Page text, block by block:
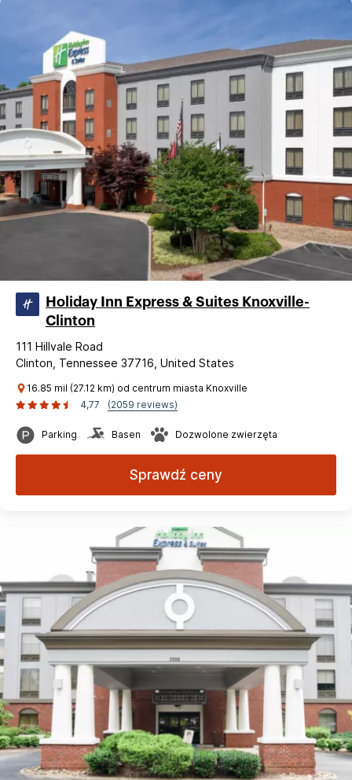
Holiday Inn Express & Suites Knoxville-
Clinton
111 Hillvale Road
Clinton, Tennessee 37716, United States
16.85 mil (27.12 km) od centrum miasta Knoxville
4,77
(2059 reviews)
Parking Basen Dozwolone zwierzęta
Sprawdź ceny